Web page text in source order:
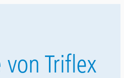
Triflex